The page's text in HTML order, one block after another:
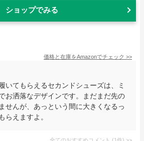
ショップでみる
価格と在庫をAmazonでチェック >>
いてもらえるセカンドシューズは、ミ
お洒落なデザインです。まだまだ先の
せんが、あっという間に大きくなるっ
らえますよ。